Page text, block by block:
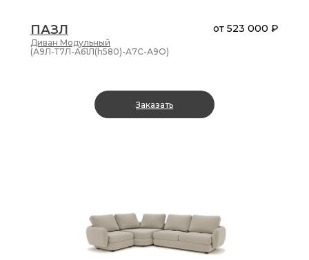
ПАЗЛ
Диван Модульный
от 523 000 ₽
(А9Л-Т7Л-А61Л(h580)-А7С-А9О)
Заказать